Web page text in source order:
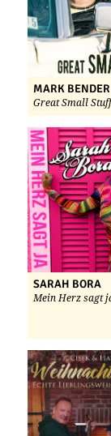
MARK BENDER
Great Small Stuff
SARAH BORA
Mein Herz sagt